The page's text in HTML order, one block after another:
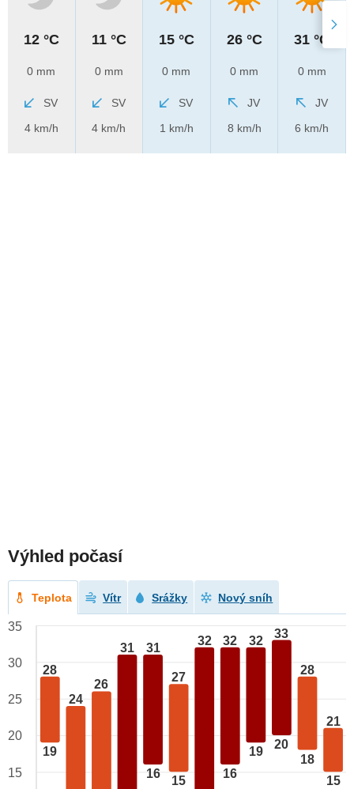
12 °C
0 mm
SV
4 km/h
11 °C
0 mm
SV
4 km/h
15 °C
0 mm
SV
1 km/h
26 °C
0 mm
JV
8 km/h
31 °C
0 mm
JV
6 km/h
Výhled počasí
Teplota Vítr Srážky Nový sníh
28
19
24
26
31 31
16
27
15
32 32
16
32
19
33
20
28
18
21
15
35
30
25
20
15